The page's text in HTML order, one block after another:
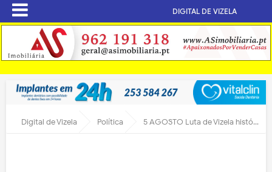
DIGITAL DE VIZELA
Digital de Vizela Política 5 AGOSTO Luta de Vizela história de Portugal